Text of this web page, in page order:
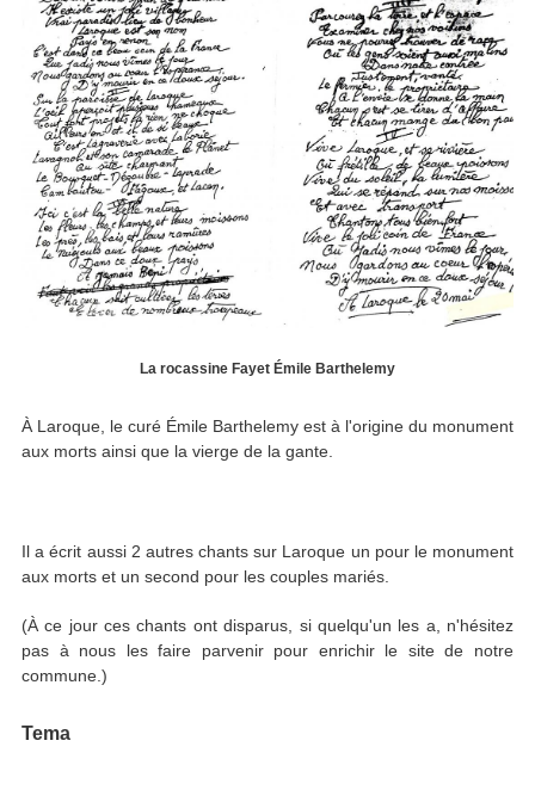
La rocassine Fayet Émile Barthelemy
À Laroque, le curé Émile Barthelemy est à l'origine du monument
aux morts ainsi que la vierge de la gante.
Il a écrit aussi 2 autres chants sur Laroque un pour le monument
aux morts et un second pour les couples mariés.
(À ce jour ces chants ont disparus, si quelqu'un les a, n'hésitez
pas à nous les faire parvenir pour enrichir le site de notre
commune.)
Tema